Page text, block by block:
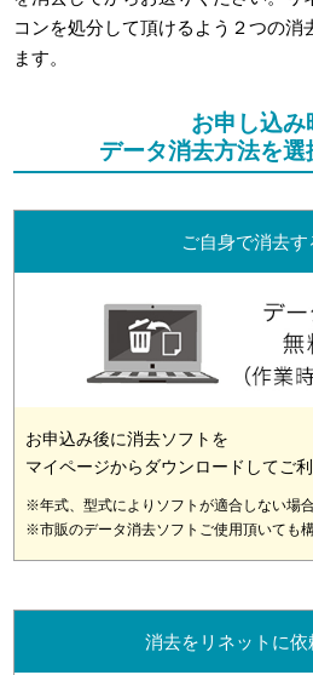
コンを処分して頂けるよう２つの消
ます。
お申し込み
データ消去方法を選
ご自身で消去す
お申込み後に消去ソフトを
マイページからダウンロードしてご利
※年式、型式によりソフトが適合しない場合
※市販のデータ消去ソフトご使用頂いても構
消去をリネットに依